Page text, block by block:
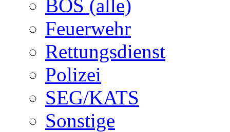
BOS (alle)
Feuerwehr
Rettungsdienst
Polizei
SEG/KATS
Sonstige